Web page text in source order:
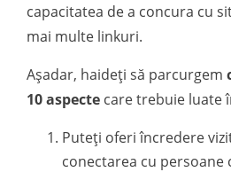
capacitatea de a concura cu
mai multe linkuri.
Așadar, haideți să parcurgem
10 aspecte care trebuie luate
Puteți oferi încredere
conectarea cu persoane